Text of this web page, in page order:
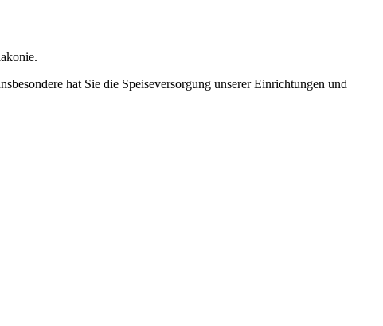
hat Sie die Speiseversorgung unserer Einrichtungen und